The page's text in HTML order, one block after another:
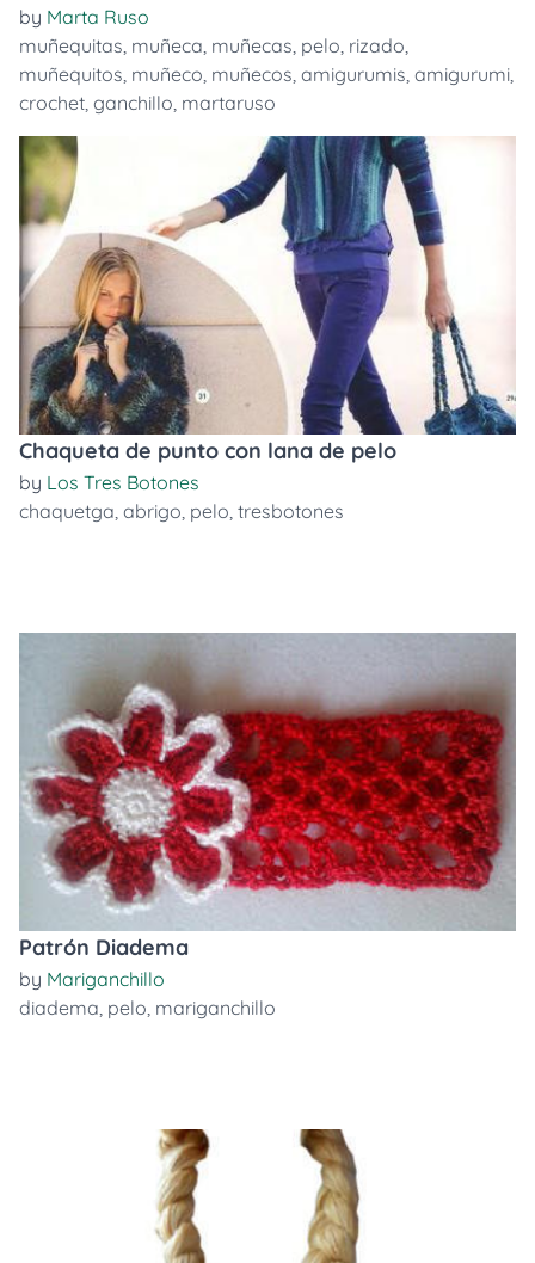
by Marta Ruso
muñequitas, muñeca, muñecas, pelo, rizado,
muñequitos, muñeco, muñecos, amigurumis, amigurumi,
crochet, ganchillo, martaruso
Chaqueta de punto con lana de pelo
by Los Tres Botones
chaquetga, abrigo, pelo, tresbotones
Patrón Diadema
by Mariganchillo
diadema, pelo, mariganchillo